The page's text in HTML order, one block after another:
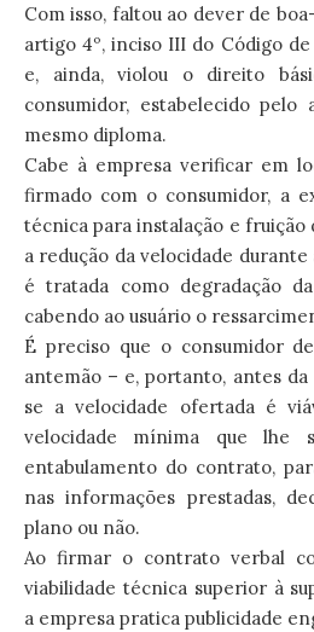
Com isso, faltou ao dever de
artigo 4º, inciso III do Código
e, ainda, violou o direito
consumidor, estabelecido
mesmo diploma.
Cabe à empresa verificar em
firmado com o consumidor, a
técnica para instalação e fruição
a redução da velocidade
é tratada como degradação
cabendo ao usuário o
É preciso que o consumidor
antemão – e, portanto, antes
se a velocidade ofertada é
velocidade mínima que lhe
entabulamento do contrato,
nas informações prestadas,
plano ou não.
Ao firmar o contrato verbal
viabilidade técnica superior à
a empresa pratica publicidade